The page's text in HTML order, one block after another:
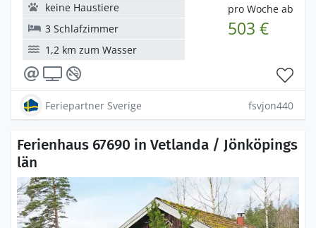
pro Woche ab
503 €
keine Haustiere
3 Schlafzimmer
1,2 km zum Wasser
Feriepartner Sverige fsvjon440
Ferienhaus 67690 in Vetlanda / Jönköpings
län